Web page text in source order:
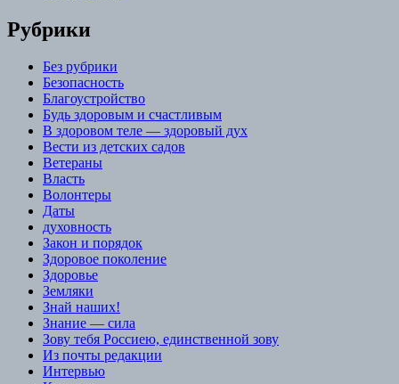
Рубрики
Без рубрики
Безопасность
Благоустройство
Будь здоровым и счастливым
В здоровом теле — здоровый дух
Вести из детских садов
Ветераны
Власть
Волонтеры
Даты
духовность
Закон и порядок
Здоровое поколение
Здоровье
Земляки
Знай наших!
Знание — сила
Зову тебя Россиею, единственной зову
Из почты редакции
Интервью